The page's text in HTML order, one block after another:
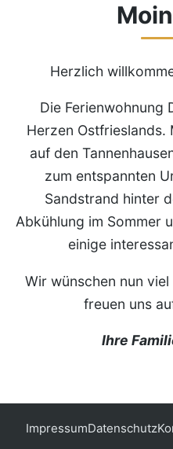
Herzlich
Die Ferienwohnung
Herzen Ostfrieslands.
auf den
zum entspannten
Sandstrand hinter
Abkühlung im Sommer
einige
Wir wünschen nun
freuen uns
Ihre
ImpressumDatenschutz